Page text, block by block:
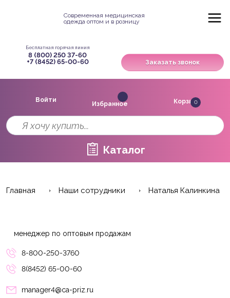
Современная медицинская
одежда оптом и в розницу
Бесплатная горячая линия
8 (800) 250 37-60
+7 (8452) 65-00-60
Заказать звонок
Каталог
Войти
Избранное 0
Корзина
Главная Наши сотрудники Наталья Калинкина
менеджер по оптовым продажам
8-800-250-3760
8(8452) 65-00-60
manager4@ca-priz.ru